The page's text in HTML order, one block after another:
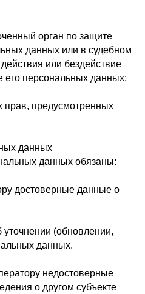
орган по защите
данных или в судебном
или бездействие
его персональных данных;
прав, предусмотренных
данных
данных обязаны:
достоверные данные о
(обновлении,
данных.
недостоверные
о другом субъекте